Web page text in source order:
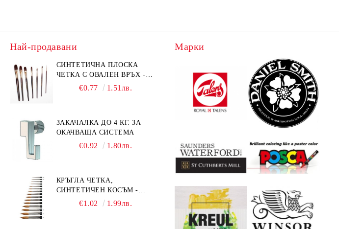
Най-продавани
СИНТЕТИЧНА ПЛОСКА
ЧЕТКА С ОВАЛЕН ВРЪХ -
GIOCONDA 273 - №1/8
€0.77 1.51лв.
ЗАКАЧАЛКА ДО 4 КГ. ЗА
ОКАЧВАЩА СИСТЕМА
€0.92 1.80лв.
КРЪГЛА ЧЕТКА,
СИНТЕТИЧЕН КОСЪМ -
MILLENIUM 211 - №0
€1.02 1.99лв.
Марки